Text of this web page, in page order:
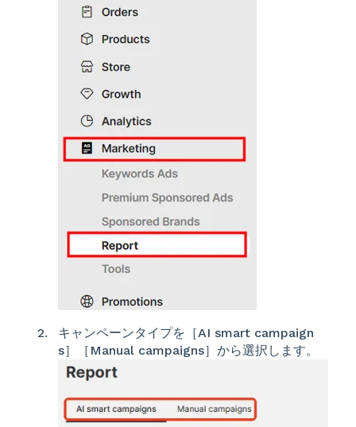
キャンペーンタイプを［AI smart campaign
s］［Manual campaigns］から選択します。